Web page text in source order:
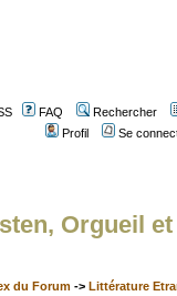
FAQ
Rechercher
Profil
Se
Orgueil
du Forum -> Littérature